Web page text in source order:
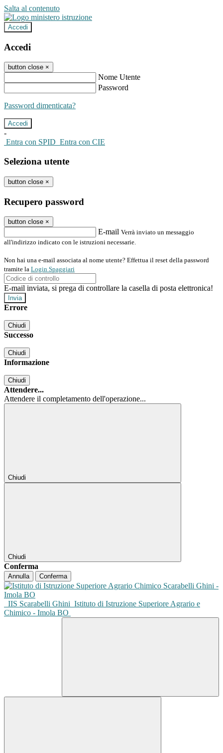
Salta al contenuto
Accedi
Accedi
button close ×
Nome Utente
Password
Password dimenticata?
-
Entra con SPID Entra con CIE
Seleziona utente
button close ×
Recupero password
button close ×
E-mail Verrà inviato un messaggio
all'indirizzo indicato con le istruzioni necessarie.
Non hai una e-mail associata al nome utente? Effettua il reset della password
tramite la Login Spaggiari
E-mail inviata, si prega di controllare la casella di posta elettronica!
Errore
Chiudi
Successo
Chiudi
Informazione
Chiudi
Attendere...
Attendere il completamento dell'operazione...
Chiudi
Chiudi
Conferma
Annulla Conferma
IIS Scarabelli Ghini Istituto di Istruzione Superiore Agrario e
Chimico - Imola BO